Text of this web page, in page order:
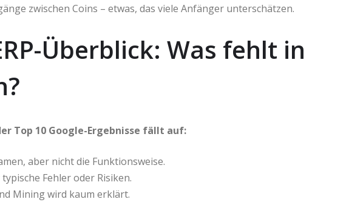
zwischen Coins – etwas, das viele Anfänger unterschätzen.
Überblick: Was fehlt in
Top 10 Google-Ergebnisse fällt auf:
aber nicht die Funktionsweise.
Fehler oder Risiken.
Mining wird kaum erklärt.